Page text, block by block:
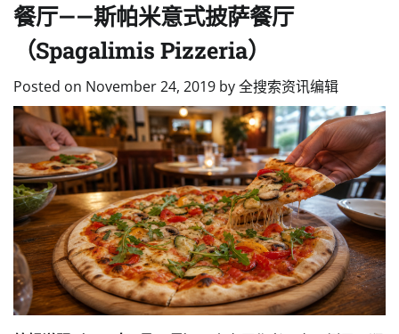
餐厅——斯帕米意式披萨餐厅
（Spagalimis Pizzeria）
Posted on November 24, 2019 by全搜索资讯编辑